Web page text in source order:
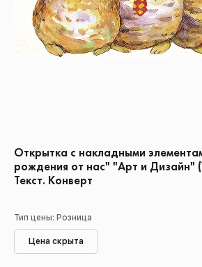
Открытка с накладными
рождения от нас" "Арт и Дизайн"
Текст. Конверт
Тип цены: Розница
Цена скрыта